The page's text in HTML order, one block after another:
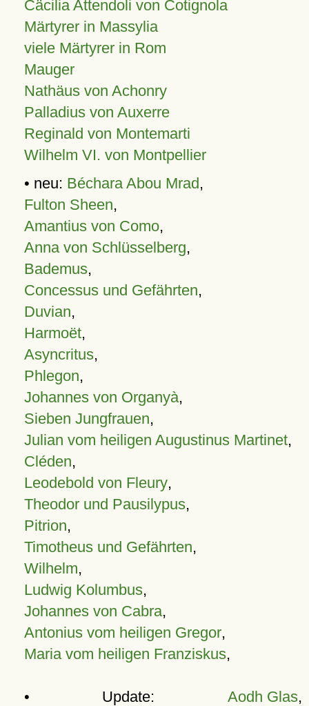
Cäcilia Attendoli von Cotignola
Märtyrer in Massylia
viele Märtyrer in Rom
Mauger
Nathäus von Achonry
Palladius von Auxerre
Reginald von Montemarti
Wilhelm VI. von Montpellier
• neu: Béchara Abou Mrad,
Fulton Sheen,
Amantius von Como,
Anna von Schlüsselberg,
Bademus,
Concessus und Gefährten,
Duvian,
Harmoët,
Asyncritus,
Phlegon,
Johannes von Organyà,
Sieben Jungfrauen,
Julian vom heiligen Augustinus Martinet,
Cléden,
Leodebold von Fleury,
Theodor und Pausilypus,
Pitrion,
Timotheus und Gefährten,
Wilhelm,
Ludwig Kolumbus,
Johannes von Cabra,
Antonius vom heiligen Gregor,
Maria vom heiligen Franziskus,
• Update: Aodh Glas,